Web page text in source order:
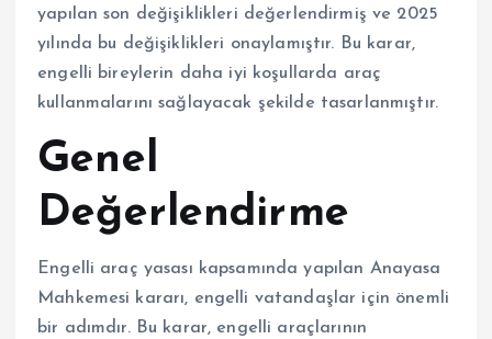
yapılan son değişiklikleri değerlendirmiş ve 2025
yılında bu değişiklikleri onaylamıştır. Bu karar,
engelli bireylerin daha iyi koşullarda araç
kullanmalarını sağlayacak şekilde tasarlanmıştır.
Genel
Değerlendirme
Engelli araç yasası kapsamında yapılan Anayasa
Mahkemesi kararı, engelli vatandaşlar için önemli
bir adımdır. Bu karar, engelli araçlarının